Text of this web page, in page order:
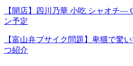
【開店】四川乃華 小吃 シャオチ―
ン予定
【富山弁ブサイク問題】卑猥で驚
つ紹介